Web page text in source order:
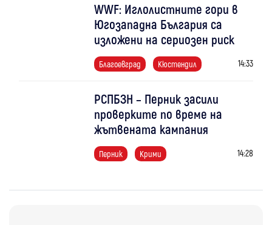
WWF: Иглолистните гори в
Югозападна България са
изложени на сериозен риск
Благоевград Кюстендил 14:33
РСПБЗН – Перник засили
проверките по време на
жътвената кампания
Перник Крими 14:28